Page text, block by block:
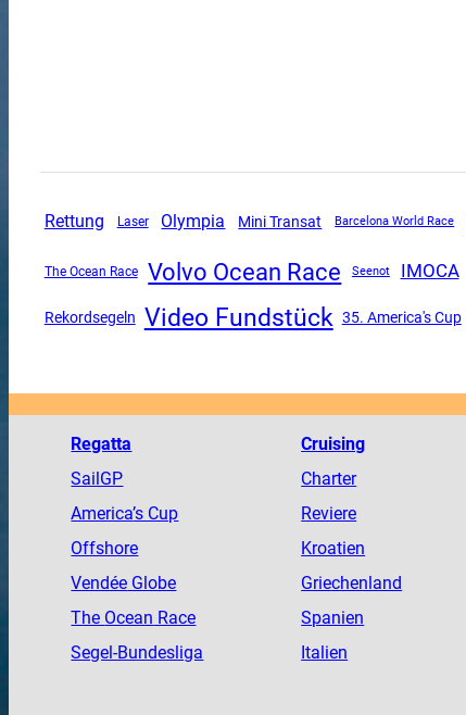
Rettung Laser Olympia Mini Transat Barcelona World Race
The Ocean Race Volvo Ocean Race Seenot IMOCA
Rekordsegeln Video Fundstück 35. America's Cup
Regatta
SailGP
America’s Cup
Offshore
Vendée Globe
The Ocean Race
Segel-Bundesliga
Cruising
Charter
Reviere
Kroatien
Griechenland
Spanien
Italien